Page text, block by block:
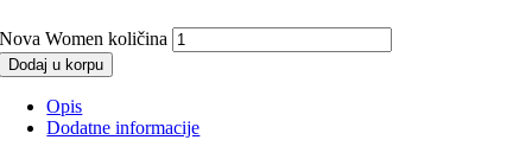
Nova Women količina
Dodaj u korpu
Opis
Dodatne informacije